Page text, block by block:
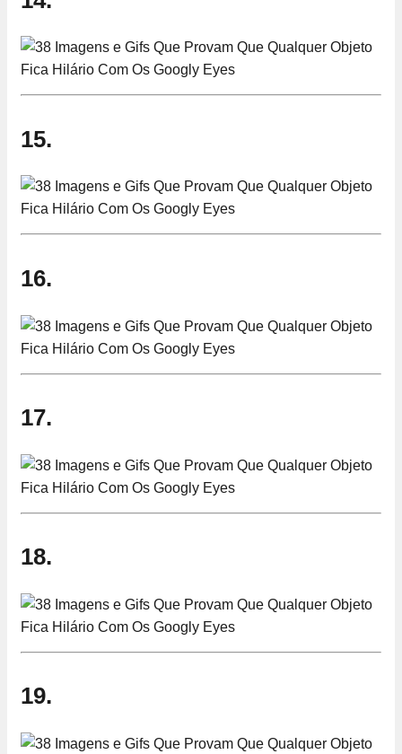
15.
16.
17.
18.
19.